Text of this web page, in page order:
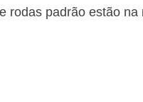
padrão estão